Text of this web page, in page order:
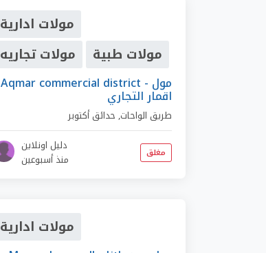
مولات ادارية
مولات تجاريه
مولات طبية
Aqmar commercial district - مول
اقمار التجاري
طريق الواحات, حدائق أكتوبر
دليل اونلاين
منذ أسبوعين
مغلق
مولات ادارية